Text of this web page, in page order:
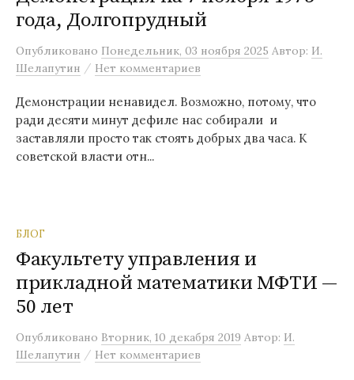
м
года, Долгопрудный
Опубликовано Понедельник, 03 ноября 2025 Автор: И.
Шелапутин / Нет комментариев
Демонстрации ненавидел. Возможно, потому, что
ради десяти минут дефиле нас собирали и
заставляли просто так стоять добрых два часа. К
советской власти отн...
БЛОГ
Факультету управления и
прикладной математики МФТИ —
50 лет
Опубликовано Вторник, 10 декабря 2019 Автор: И.
Шелапутин / Нет комментариев